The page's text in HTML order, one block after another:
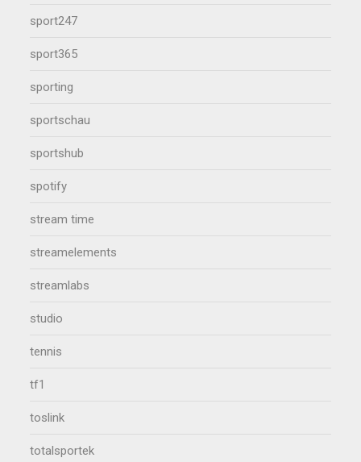
sport247
sport365
sporting
sportschau
sportshub
spotify
stream time
streamelements
streamlabs
studio
tennis
tf1
toslink
totalsportek